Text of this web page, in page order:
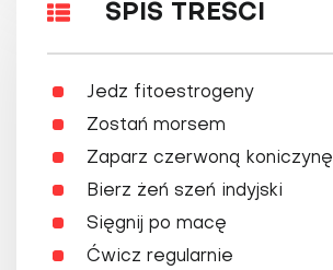
SPIS TREŚCI
Jedz fitoestrogeny
Zostań morsem
Zaparz czerwoną koniczynę
Bierz żeń szeń indyjski
Sięgnij po macę
Ćwicz regularnie